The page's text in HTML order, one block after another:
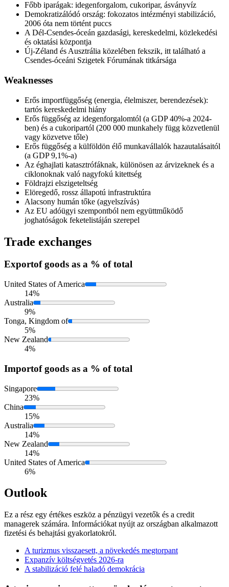
Főbb iparágak: idegenforgalom, cukoripar, ásványvíz
Demokratizálódó ország: fokozatos intézményi stabilizáció,
2006 óta nem történt puccs
A Dél-Csendes-óceán gazdasági, kereskedelmi, közlekedési
és oktatási központja
Új-Zéland és Ausztrália közelében fekszik, itt található a
Csendes-óceáni Szigetek Fórumának titkársága
Weaknesses
Erős importfüggőség (energia, élelmiszer, berendezések):
tartós kereskedelmi hiány
Erős függőség az idegenforgalomtól (a GDP 40%-a 2024-
ben) és a cukoripartól (200 000 munkahely függ közvetlenül
vagy közvetve tőle)
Erős függőség a külföldön élő munkavállalók hazautalásaitól
(a GDP 9,1%-a)
Az éghajlati katasztrófáknak, különösen az árvizeknek és a
ciklonoknak való nagyfokú kitettség
Földrajzi elszigeteltség
Elöregedő, rossz állapotú infrastruktúra
Alacsony humán tőke (agyelszívás)
Az EU adóügyi szempontból nem együttműködő
joghatóságok feketelistáján szerepel
Trade exchanges
Exportof goods as a % of total
United States of America
14%
Australia
9%
Tonga, Kingdom of
5%
New Zealand
4%
Importof goods as a % of total
Singapore
23%
China
15%
Australia
14%
New Zealand
14%
United States of America
6%
Outlook
Ez a rész egy értékes eszköz a pénzügyi vezetők és a credit
managerek számára. Információkat nyújt az országban alkalmazott
fizetési és behajtási gyakorlatokról.
A turizmus visszaesett, a növekedés megtorpant
Expanzív költségvetés 2026-ra
A stabilizáció felé haladó demokrácia